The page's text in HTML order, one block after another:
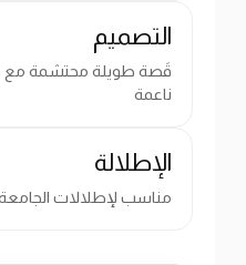
التصميم
قَصة طويلة محتشمة مع
ناعمة
الإطلالة
مناسب لإطلالات